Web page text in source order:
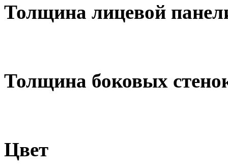
Толщина лицевой
Толщина боковых
Цвет